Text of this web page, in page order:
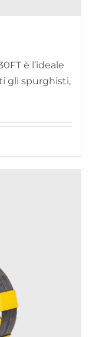
è l’ideale
gli spurghisti,